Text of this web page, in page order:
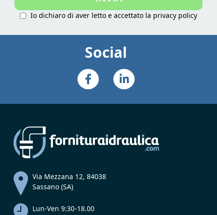
Io dichiaro di aver letto e accettato la privacy policy
Social
Via Mezzana 12, 84038
Sassano (SA)
Lun-Ven 9:30-18.00